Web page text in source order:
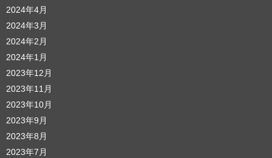
2024年4月
2024年3月
2024年2月
2024年1月
2023年12月
2023年11月
2023年10月
2023年9月
2023年8月
2023年7月